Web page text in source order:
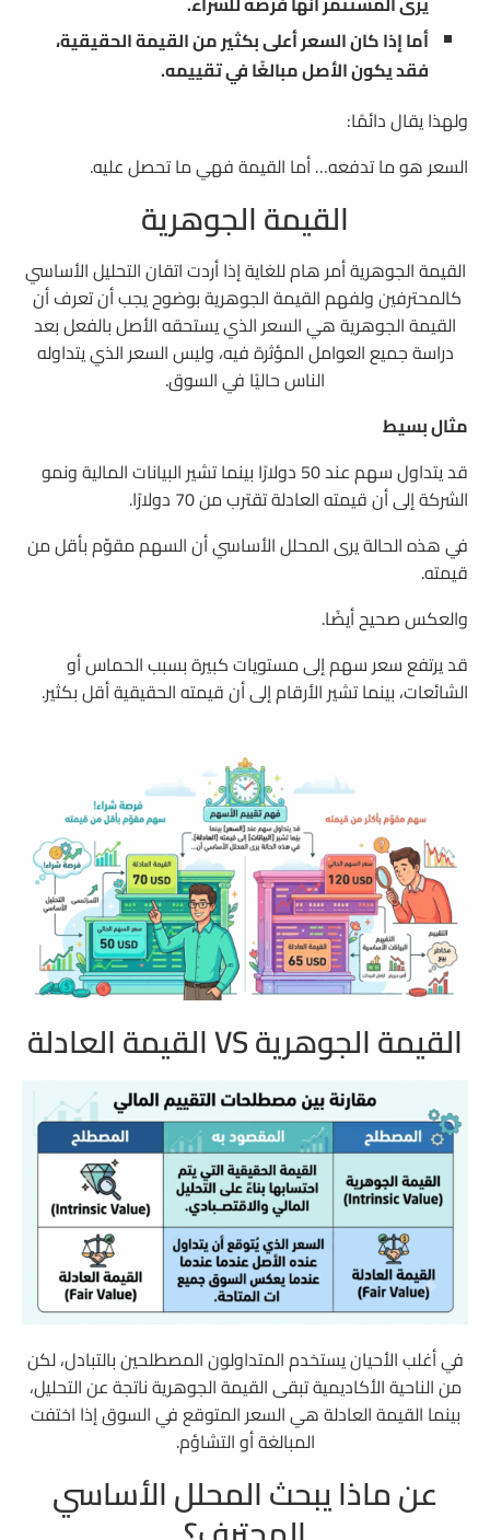
أما إذا كان السعر أعلى بكثير من القيمة الحقيقية،
فقد يكون الأصل مبالغًا في تقييمه.
ولهذا يقال دائمًا:
السعر هو ما تدفعه… أما القيمة فهي ما تحصل عليه.
القيمة الجوهرية
القيمة الجوهرية أمر هام للغاية إذا أردت اتقان التحليل الأساسي
كالمحترفين ولفهم القيمة الجوهرية بوضوح يجب أن تعرف أن
القيمة الجوهرية هي السعر الذي يستحقه الأصل بالفعل بعد
دراسة جميع العوامل المؤثرة فيه، وليس السعر الذي يتداوله
الناس حاليًا في السوق.
مثال بسيط
قد يتداول سهم عند 50 دولارًا بينما تشير البيانات المالية ونمو
الشركة إلى أن قيمته العادلة تقترب من 70 دولارًا.
في هذه الحالة يرى المحلل الأساسي أن السهم مقوّم بأقل من
قيمته.
والعكس صحيح أيضًا.
قد يرتفع سعر سهم إلى مستويات كبيرة بسبب الحماس أو
الشائعات، بينما تشير الأرقام إلى أن قيمته الحقيقية أقل بكثير.
القيمة الجوهرية VS القيمة العادلة
في أغلب الأحيان يستخدم المتداولون المصطلحين بالتبادل، لكن
من الناحية الأكاديمية تبقى القيمة الجوهرية ناتجة عن التحليل،
بينما القيمة العادلة هي السعر المتوقع في السوق إذا اختفت
المبالغة أو التشاؤم.
عن ماذا يبحث المحلل الأساسي